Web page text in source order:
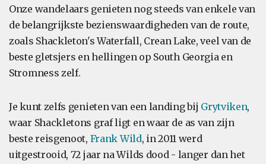
Onze wandelaars genieten nog steeds van enkele van
de belangrijkste bezienswaardigheden van de route,
zoals Shackleton's Waterfall, Crean Lake, veel van de
beste gletsjers en hellingen op South Georgia en
Stromness zelf.
Je kunt zelfs genieten van een landing bij Grytviken,
waar Shackletons graf ligt en waar de as van zijn
beste reisgenoot, Frank Wild, in 2011 werd
uitgestrooid, 72 jaar na Wilds dood - langer dan het